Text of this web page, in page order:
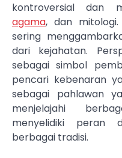
kontroversial dan
agama, dan
sering
dari kejahatan.
sebagai simbol
pencari kebenaran
sebagai pahlawan
menjelajahi
menyelidiki peran
berbagai tradisi.